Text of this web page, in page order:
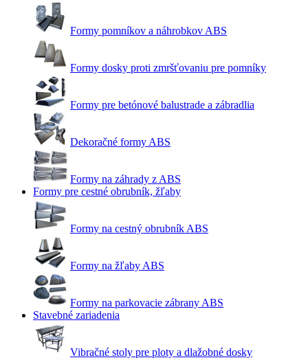
Formy pomníkov a náhrobkov ABS
Formy dosky proti zmršťovaniu pre pomníky
Formy pre betónové balustrade a zábradlia
Dekoračné formy ABS
Formy na záhrady z ABS
Formy pre cestné obrubník, žľaby
Formy na cestný obrubník ABS
Formy na žľaby ABS
Formy na parkovacie zábrany ABS
Stavebné zariadenia
Vibračné stoly pre ploty a dlažobné dosky